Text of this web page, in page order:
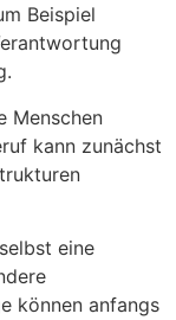
Beispiel
Menschen
kann zunächst
eine
können anfangs